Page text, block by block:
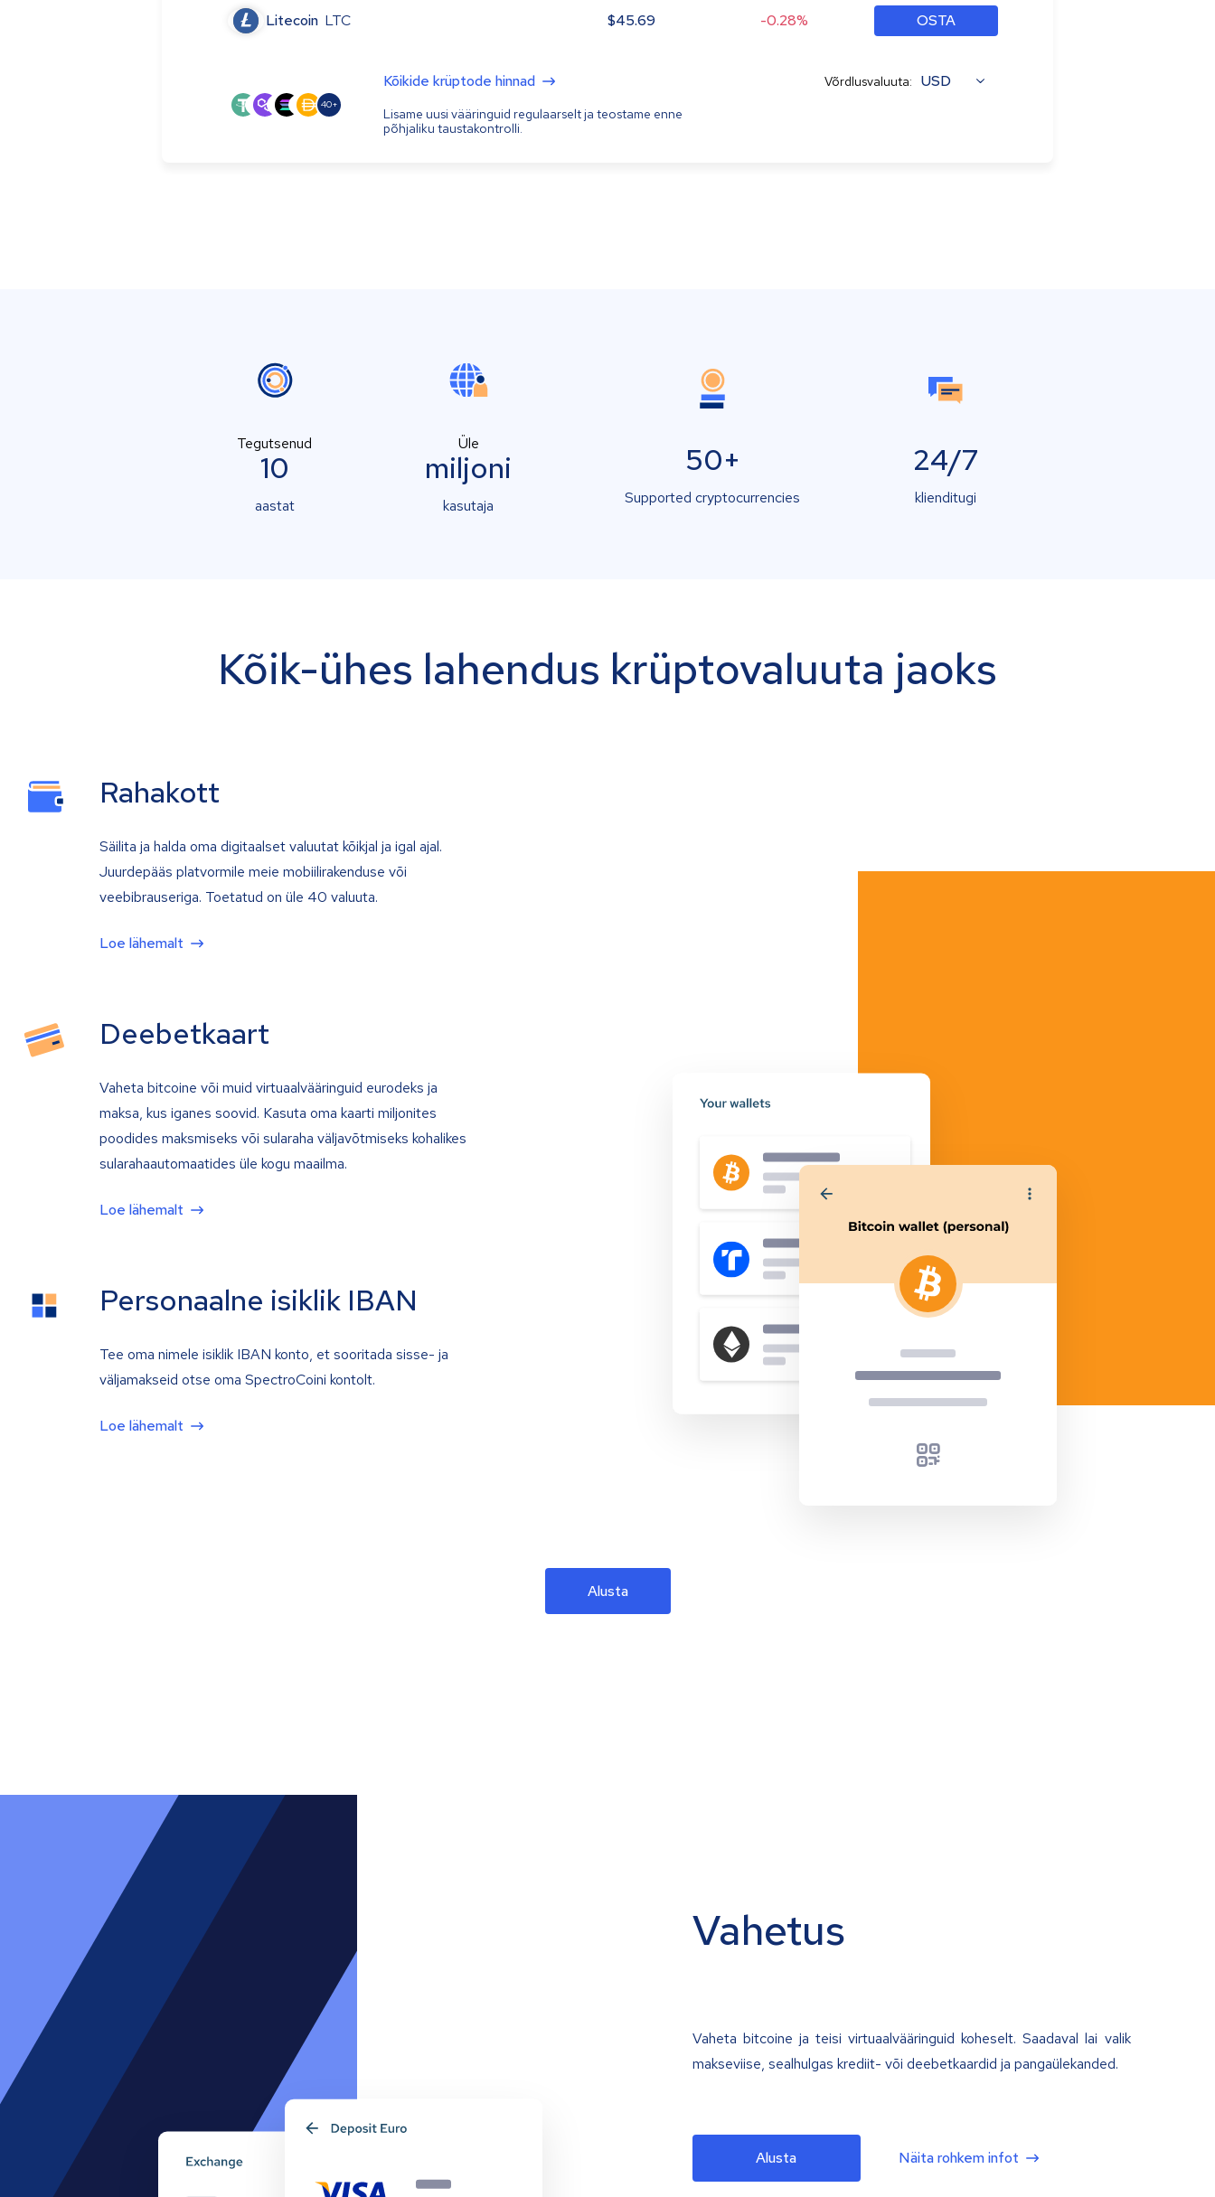
Litecoin LTC $45.69 -0.28% OSTA
40+
Kõikide krüptode hinnad
Lisame uusi vääringuid regulaarselt ja teostame enne
põhjaliku taustakontrolli.
Võrdlusvaluuta: USD
Tegutsenud
10
aastat
Üle
miljoni
kasutaja
50+
Supported cryptocurrencies
24/7
klienditugi
Kõik-ühes lahendus krüptovaluuta jaoks
Rahakott
Säilita ja halda oma digitaalset valuutat kõikjal ja igal ajal.
Juurdepääs platvormile meie mobiilirakenduse või
veebibrauseriga. Toetatud on üle 40 valuuta.
Loe lähemalt
Deebetkaart
Vaheta bitcoine või muid virtuaalvääringuid eurodeks ja
maksa, kus iganes soovid. Kasuta oma kaarti miljonites
poodides maksmiseks või sularaha väljavõtmiseks kohalikes
sularahaautomaatides üle kogu maailma.
Loe lähemalt
Personaalne isiklik IBAN
Tee oma nimele isiklik IBAN konto, et sooritada sisse- ja
väljamakseid otse oma SpectroCoini kontolt.
Loe lähemalt
Alusta
Vahetus
Vaheta bitcoine ja teisi virtuaalvääringuid koheselt. Saadaval lai valik
makseviise, sealhulgas krediit- või deebetkaardid ja pangaülekanded.
Alusta Näita rohkem infot